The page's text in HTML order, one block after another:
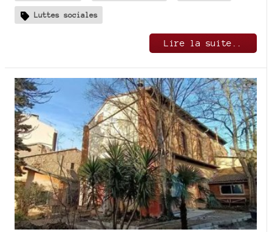
Luttes sociales
Lire la suite..